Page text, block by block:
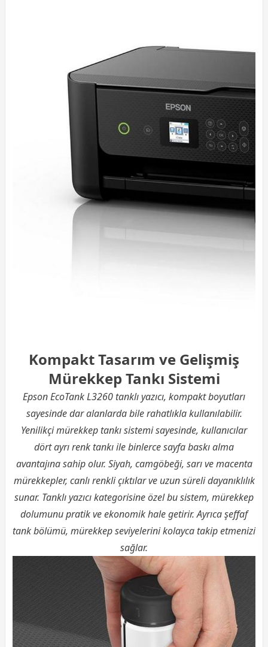
Kompakt Tasarım ve Gelişmiş
Mürekkep Tankı Sistemi
Epson EcoTank L3260 tanklı yazıcı, kompakt boyutları
sayesinde dar alanlarda bile rahatlıkla kullanılabilir.
Yenilikçi mürekkep tankı sistemi sayesinde, kullanıcılar
dört ayrı renk tankı ile binlerce sayfa baskı alma
avantajına sahip olur. Siyah, camgöbeği, sarı ve macenta
mürekkepler, canlı renkli çıktılar ve uzun süreli dayanıklılık
sunar. Tanklı yazıcı kategorisine özel bu sistem, mürekkep
dolumunu pratik ve ekonomik hale getirir. Ayrıca şeffaf
tank bölümü, mürekkep seviyelerini kolayca takip etmenizi
sağlar.